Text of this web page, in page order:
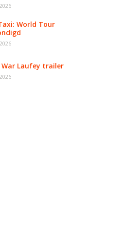
World Tour
War Laufey trailer